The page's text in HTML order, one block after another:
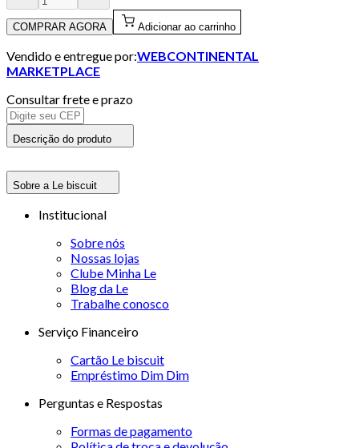
COMPRAR AGORA Adicionar ao carrinho
Vendido e entregue por:WEBCONTINENTAL
MARKETPLACE
Consultar frete e prazo
Descrição do produto
Sobre a Le biscuit
Institucional
Sobre nós
Nossas lojas
Clube Minha Le
Blog da Le
Trabalhe conosco
Serviço Financeiro
Cartão Le biscuit
Empréstimo Dim Dim
Perguntas e Respostas
Formas de pagamento